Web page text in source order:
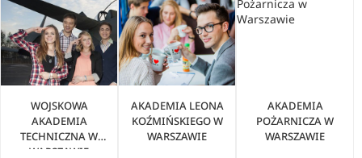
WOJSKOWA
AKADEMIA
TECHNICZNA W
WARSZAWIE
AKADEMIA LEONA
KOŹMIŃSKIEGO W
WARSZAWIE
AKADEMIA
POŻARNICZA W
WARSZAWIE